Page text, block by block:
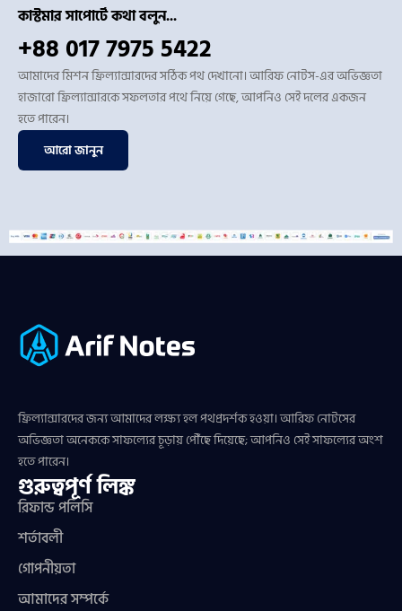
কাস্টমার সাপোর্টে কথা বলুন...
+88 017 7975 5422
আমাদের মিশন ফ্রিল্যান্সারদের সঠিক পথ দেখানো। আরিফ নোটস-এর অভিজ্ঞতা
হাজারো ফ্রিল্যান্সারকে সফলতার পথে নিয়ে গেছে, আপনিও সেই দলের একজন
হতে পারেন।
আরো জানুন
ফ্রিল্যান্সারদের জন্য আমাদের লক্ষ্য হল পথপ্রদর্শক হওয়া। আরিফ নোটসের
অভিজ্ঞতা অনেককে সাফল্যের চূড়ায় পৌঁছে দিয়েছে; আপনিও সেই সাফল্যের অংশ
হতে পারেন।
গুরুত্বপূর্ণ লিঙ্ক
রিফান্ড পলিসি
শর্তাবলী
গোপনীয়তা
আমাদের সম্পর্কে